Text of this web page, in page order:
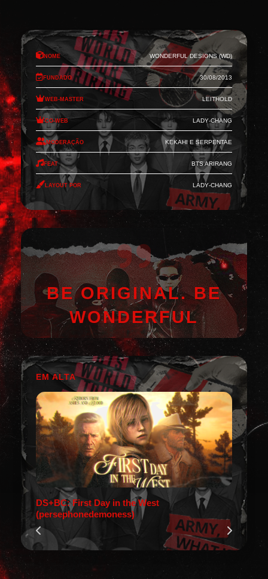
Nome Wonderful Designs (WD)
Fundado 30/08/2013
Web-Master Leithold
Co-Web Lady-Chang
Moderação Kekahi e Serpentae
Feat BTS Arirang
Layout por Lady-Chang
BE ORIGINAL. BE
WONDERFUL
EM ALTA
DS+BC: First Day in the West
(persephonedemoness)